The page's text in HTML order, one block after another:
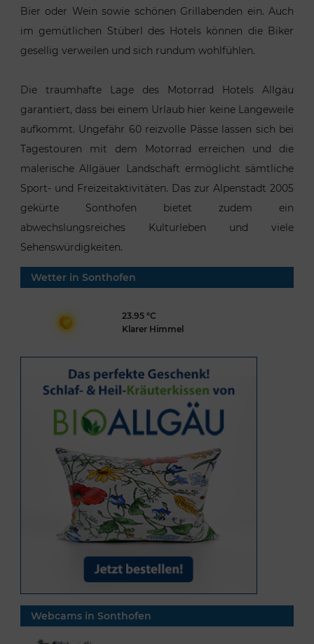
Bier oder Wein sowie schönen Grillabenden ein. Auch
im gemütlichen Stüberl des Hotels können die Biker
gesellig verweilen und sich rundum wohlfühlen.
Die traumhafte Lage des Motorrad Hotels Allgäu
garantiert, dass bei einem Urlaub hier keine Langeweile
aufkommt. Ungefähr 60 reizvolle Pässe lassen sich bei
Tagestouren mit dem Motorrad erreichen und die
malerische Allgäuer Landschaft ermöglicht sämtliche
Sport- und Freizeitaktivitäten. Das zur Alpenstadt 2005
gekürte Sonthofen bietet zudem ein
abwechslungsreiches Kulturleben und viele
Sehenswürdigkeiten.
Wetter in Sonthofen
23.95 °C
Klarer Himmel
Webcams in Sonthofen